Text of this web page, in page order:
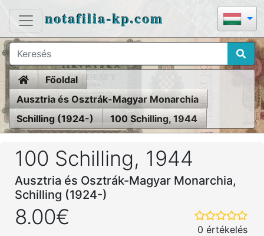
notafilia-kp.com
HomeFőoldal
Ausztria és Osztrák-Magyar Monarchia
Schilling (1924-)
100 Schilling, 1944
100 Schilling, 1944
Ausztria és Osztrák-Magyar Monarchia,
Schilling (1924-)
8.00€
0 értékelés